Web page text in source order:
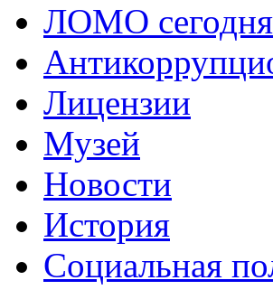
ЛОМО сегодня
Лицензии
Музей
Новости
История
Социальная